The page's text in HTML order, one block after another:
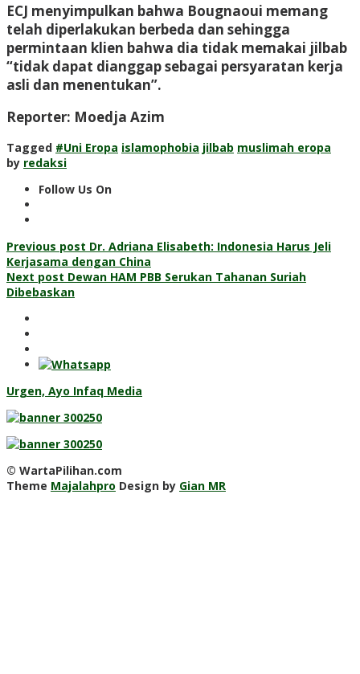
ECJ menyimpulkan bahwa Bougnaoui memang
telah diperlakukan berbeda dan sehingga
permintaan klien bahwa dia tidak memakai jilbab
“tidak dapat dianggap sebagai persyaratan kerja
asli dan menentukan”.
Reporter: Moedja Azim
Tagged #Uni Eropa islamophobia jilbab muslimah eropa
by redaksi
Follow Us On
Post
navigation
Previous post Dr. Adriana Elisabeth: Indonesia Harus Jeli
Kerjasama dengan China
Next post Dewan HAM PBB Serukan Tahanan Suriah
Dibebaskan
Urgen, Ayo Infaq Media
© WartaPilihan.com
Theme Majalahpro Design by Gian MR